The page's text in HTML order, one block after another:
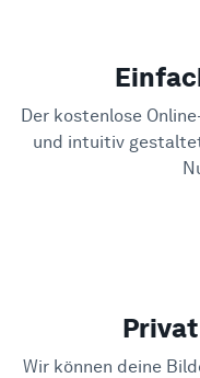
Der kostenlose
und intuitiv
Wir können deine